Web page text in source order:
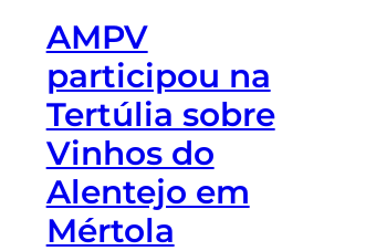
AMPV
participou na
Tertúlia sobre
Vinhos do
Alentejo em
Mértola